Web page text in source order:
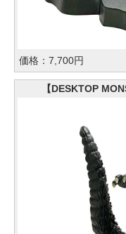
価格：7,700円
【DESKTOP